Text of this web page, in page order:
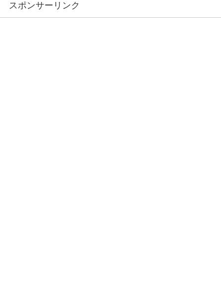
スポンサーリンク